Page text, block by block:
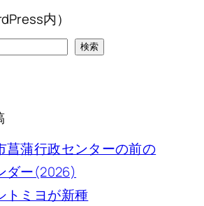
内）
検索
菖蒲行政センターの前の
ダー(2026)
トミヨが新種